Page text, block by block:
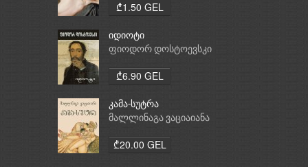
₾1.50 GEL
იდიოტი
ფიოდორ დოსტოევსკი
₾6.90 GEL
კამა-სუტრა
მალლინაგა ვაციაიანა
₾20.00 GEL